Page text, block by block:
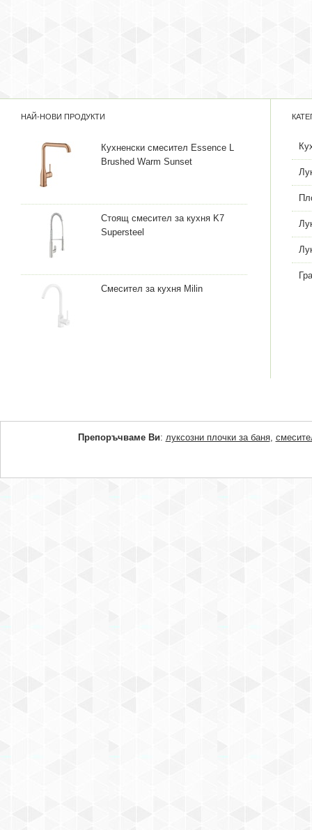
НАЙ-НОВИ ПРОДУКТИ
Кухненски смесител Essence L
Brushed Warm Sunset
Стоящ смесител за кухня K7
Supersteel
Смесител за кухня Milin
Препоръчваме Ви: луксозни плочки за баня,